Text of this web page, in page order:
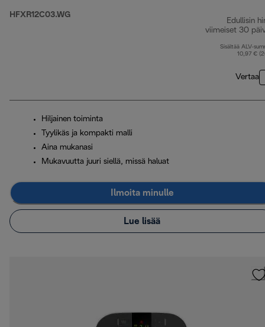
HFXR12C03.WG
Edullisin
viimeiset 30
Sisältää ALV-
10,97 €
Vertaa
Hiljainen toiminta
Tyylikäs ja kompakti malli
Aina mukanasi
Mukavuutta juuri siellä, missä haluat
Ilmoita minulle
Lue lisää